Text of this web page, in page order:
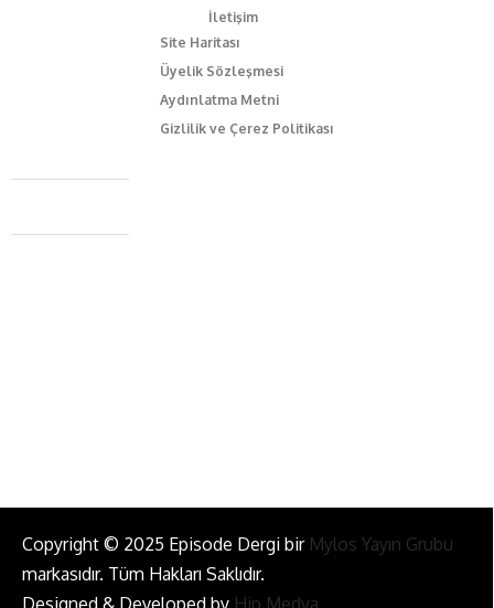
İletişim
Site Haritası
Üyelik Sözleşmesi
Aydınlatma Metni
Gizlilik ve Çerez Politikası
Caferağa Mah. Dr. Şakir Paşa Sok. No3/A Kadıköy İstanbul
+90 543 345 46 00
Copyright © 2025 Episode Dergi bir Mylos Yayın Grubu
markasıdır. Tüm Hakları Saklıdır.
Designed & Developed by Hip Medya